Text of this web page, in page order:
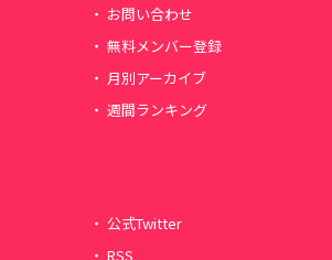
お問い合わせ
無料メンバー登録
月別アーカイブ
週間ランキング
公式Twitter
RSS